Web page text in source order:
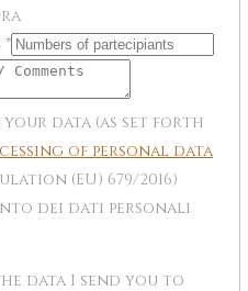
*
your data (as set forth
of personal data
(EU) 679/2016)
dei dati personali
data I send you to